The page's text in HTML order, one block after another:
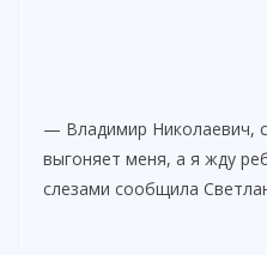
— Владимир Николаевич,
выгоняет меня, а я жду
слезами сообщила